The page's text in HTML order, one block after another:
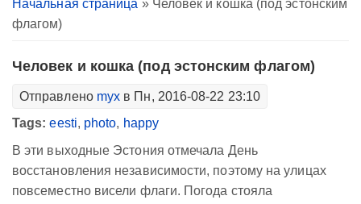
Начальная страница » Человек и кошка (под эстонским
флагом)
Человек и кошка (под эстонским флагом)
Отправлено myx в Пн, 2016-08-22 23:10
Tags:eesti, photo, happy
В эти выходные Эстония отмечала День
восстановления независимости, поэтому на улицах
повсеместно висели флаги. Погода стояла